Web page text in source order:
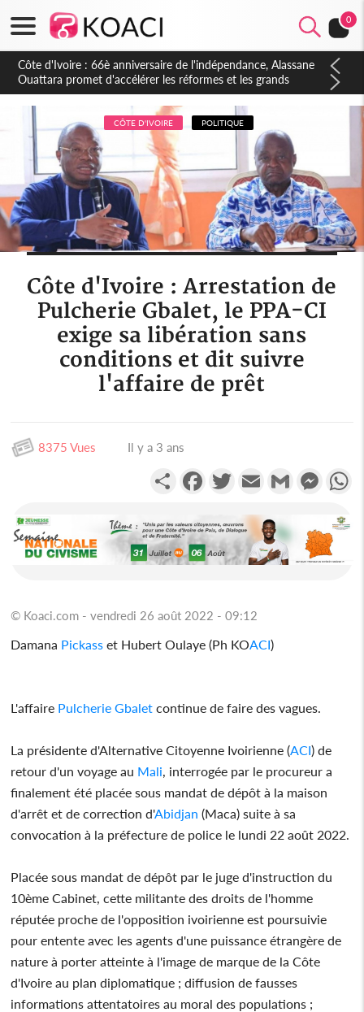
0
Côte d'Ivoire : À Abidjan, Amadou Oury Bah admire le modèle
ivoirien et veut s'en inspirer pour accélérer le développement
de la Guinée
CÔTE D'IVOIRE POLITIQUE
Côte d'Ivoire : Arrestation de
Pulcherie Gbalet, le PPA-CI
exige sa libération sans
conditions et dit suivre
l'affaire de prêt
8375 Vues Il y a 3 ans
PartagerFacebookTwitterEmail Gmail
© Koaci.com - vendredi 26 août 2022 - 09:12
Damana Pickass et Hubert Oulaye (Ph KOACI)
L'affaire Pulcherie Gbalet continue de faire des vagues.
La présidente d'Alternative Citoyenne Ivoirienne (ACI) de
retour d'un voyage au Mali, interrogée par le procureur a
finalement été placée sous mandat de dépôt à la maison
d'arrêt et de correction d'Abidjan (Maca) suite à sa
convocation à la préfecture de police le lundi 22 août 2022.
Placée sous mandat de dépôt par le juge d'instruction du
10ème Cabinet, cette militante des droits de l'homme
réputée proche de l'opposition ivoirienne est poursuivie
pour entente avec les agents d'une puissance étrangère de
nature à porter atteinte à l'image de marque de la Côte
d'Ivoire au plan diplomatique ; diffusion de fausses
informations attentatoires au moral des populations ;